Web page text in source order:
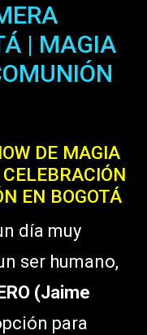
| MAGIA
DE MAGIA
EN BOGOTÁ
día muy
ser humano,
(Jaime
para